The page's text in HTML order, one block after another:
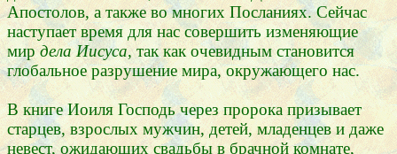
Апостолов, а также во многих Посланиях. Сейчас
наступает время для нас совершить изменяющие
мирдела Иисуса, так как очевидным становится
глобальное разрушение мира, окружающего нас.
В книге Иоиля Господь через пророка призывает
старцев, взрослых мужчин, детей, младенцев и даже
невест, ожидающих свадьбы в брачной комнате,